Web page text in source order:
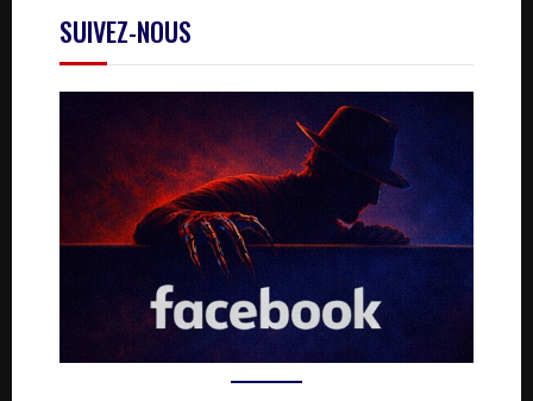
SUIVEZ-NOUS